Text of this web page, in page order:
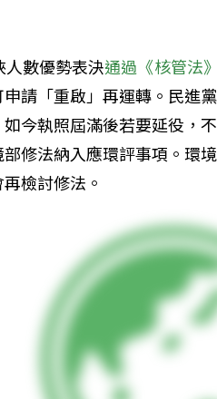
數優勢表決通過《核管法
請「重啟」再運轉。民進
今執照屆滿後若要延役，
修法納入應環評事項。環
檢討修法。